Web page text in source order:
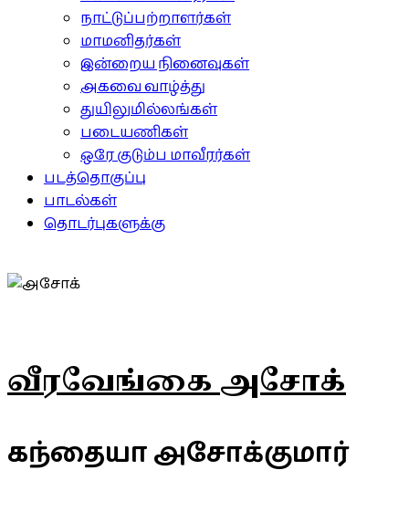
நாட்டுப்பற்றாளர்கள்
மாமனிதர்கள்
இன்றைய நினைவுகள்
அகவை வாழ்த்து
துயிலுமில்லங்கள்
படையணிகள்
ஒரே குடும்ப மாவீரர்கள்
படத்தொகுப்பு
பாடல்கள்
தொடர்புகளுக்கு
வீரவேங்கை அசோக்
கந்தையா அசோக்குமார்